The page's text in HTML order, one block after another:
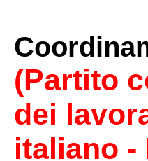
(Partito
dei
italiano -